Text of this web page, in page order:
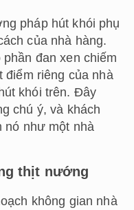
pháp hút khói phụ
của nhà hàng.
đan xen chiếm
điểm riêng của nhà
khói trên. Đây
chú ý, và khách
nó như một nhà
thịt nướng
không gian nhà